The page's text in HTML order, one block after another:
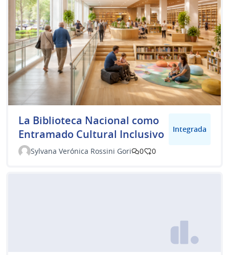
La Biblioteca Nacional como
Entramado Cultural Inclusivo
Integrada
Sylvana Verónica Rossini Gori 0 0